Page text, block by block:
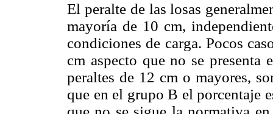
El peralte de las losas
mayoría de 10 cm,
condiciones de carga. Pocos
cm aspecto que no se
peraltes de 12 cm o mayores,
que en el grupo B el porcentaje